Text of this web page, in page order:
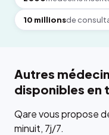
10 millionsde
Autres
disponibles en
Qare vous propose
minuit, 7j/7.